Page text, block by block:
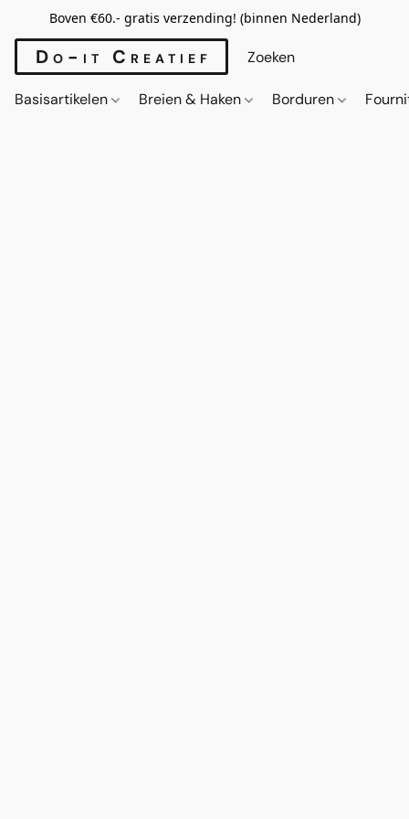
Boven €60.- gratis verzending! (binnen Nederland)
Do-it Creatief
Basisartikelen Breien & Haken Borduren